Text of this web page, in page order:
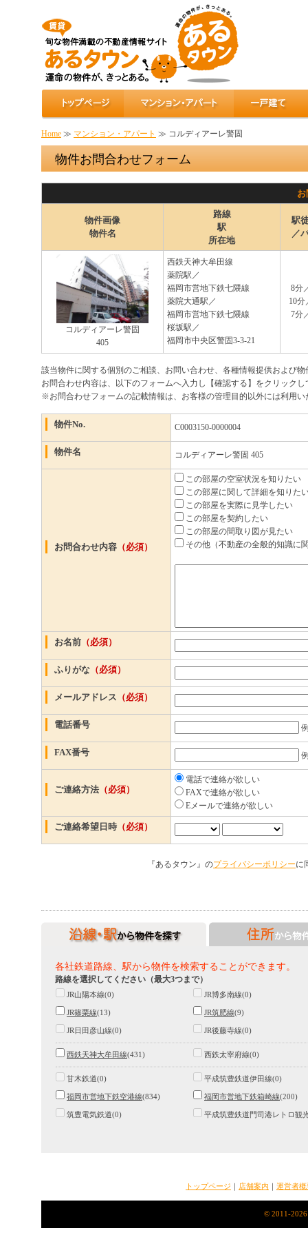
Home ≫ マンション・アパート ≫ コルディアーレ警固
物件お問合わせフォーム
物件画像
物件名
路線
駅
所在地
駅
／
コルディアーレ警固
405
西鉄天神大牟田線
薬院駅／
福岡市営地下鉄七隈線
薬院大通駅／
福岡市営地下鉄七隈線
桜坂駅／
福岡市中央区警固3-3-21
8分
10分
7分
該当物件に関する個別のご相談、お問い合わせ、各種情報提供および
お問合わせ内容は、以下のフォームへ入力し【確認する】をクリックし
※お問合わせフォームの記載情報は、お客様の管理目的以外には利用い
物件No. C0003150-0000004
物件名 コルディアーレ警固 405
お問合わせ内容 （必須）
この部屋の空室状況を知りたい
この部屋に関して詳細を知りた
この部屋を実際に見学したい
この部屋を契約したい
この部屋の間取り図が見たい
その他（不動産の全般的知識に
お名前 （必須）
ふりがな （必須）
メールアドレス （必須）
電話番号
FAX番号
ご連絡方法 （必須）
電話で連絡が欲しい
FAXで連絡が欲しい
Eメールで連絡が欲しい
ご連絡希望日時 （必須）
『あるタウン』のプライバシーポリシーに
各社鉄道路線、駅から物件を検索することができます。
路線を選択してください（最大3つまで）
JR山陽本線(0) JR博多南線(0)
JR篠栗線(13) JR筑肥線(9)
JR日田彦山線(0) JR後藤寺線(0)
西鉄天神大牟田線(431) 西鉄太宰府線(0)
甘木鉄道(0) 平成筑豊鉄道伊田線(0)
福岡市営地下鉄空港線(834) 福岡市営地下鉄箱崎線(200)
筑豊電気鉄道(0) 平成筑豊鉄道門司港レトロ観
トップページ ｜ 店舗案内 ｜ 運営者概
© 2011-2026